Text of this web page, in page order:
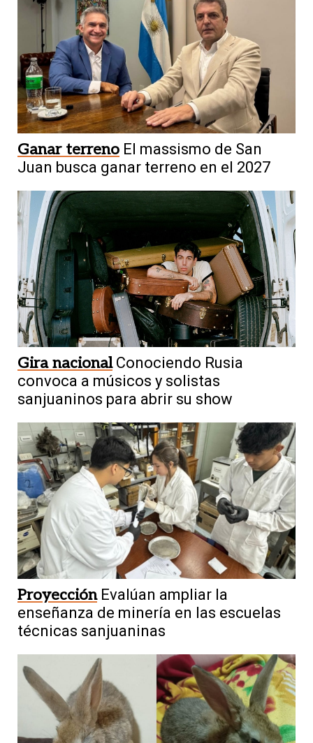
Ganar terreno El massismo de San
Juan busca ganar terreno en el 2027
Gira nacional Conociendo Rusia
convoca a músicos y solistas
sanjuaninos para abrir su show
Proyección Evalúan ampliar la
enseñanza de minería en las escuelas
técnicas sanjuaninas